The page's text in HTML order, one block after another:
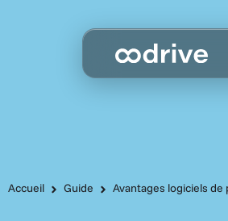
Accueil Guide Avantages logiciels de